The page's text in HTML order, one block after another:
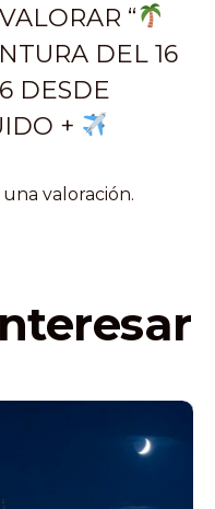
“
DEL 16
DESDE
+
valoración.